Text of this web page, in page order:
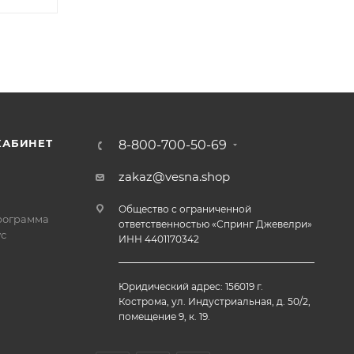
8-800-700-50-69
zakaz@vesna.shop
Общество с ограниченной
ответственностью «Спринг Джевелри»
ИНН 4401170342
Юридический адрес: 156019 г.
Кострома, ул. Индустриальная, д. 50/2,
помещение 9, к. 19.